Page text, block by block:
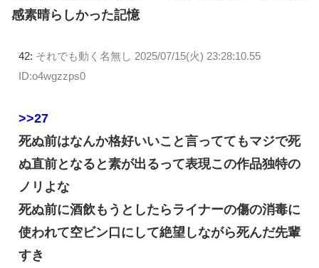
感素晴らしかった記憶
42: それでも動く名無し 2025/07/15(火) 23:28:10.55
ID:o4wgzzps0
>>27
死ぬ前はなんか格好いいこと言っててもマジで死
ぬ直前となると素が出るって表現この作品独特の
ノリよな
死ぬ前に酒飲もうとしたらライナーの傷の消毒に
使われて空ビン口にして絶望しながら死んだ先輩
すき